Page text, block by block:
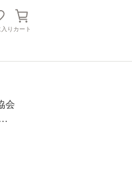
り カート
会